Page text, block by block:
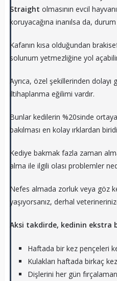
Straight olmasının evcil
koruyacağına inanılsa da,
Kafanın kısa olduğundan
solunum yetmezliğine yol
Ayrıca, özel şekillerinden
iltihaplanma eğilimi vardır.
Bunlar kedilerin %20sinde ortaya
bakılması en kolay ırklardan
Kediye bakmak fazla zaman
alma ile ilgili olası problemler
Nefes almada zorluk veya göz
yaşıyorsanız, derhal
Aksi takdirde, kedinin ekstra
Haftada bir kez pençeleri
Kulakları haftada birkaç
Dişlerini her gün